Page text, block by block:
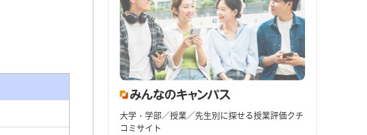
大学・学部／授業／先生別に探せる授業評価クチ
コミサイト